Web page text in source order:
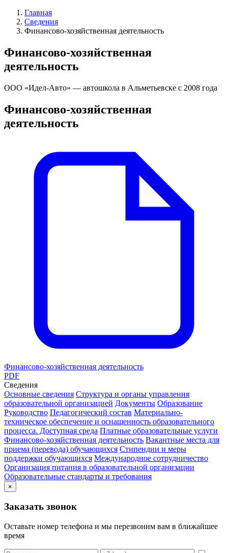
Главная
Сведения
Финансово-хозяйственная деятельность
Финансово-хозяйственная
деятельность
ООО «Идел-Авто» — автошкола в Альметьевске с 2008 года
Финансово-хозяйственная
деятельность
Финансово-хозяйственная деятельность
PDF
Сведения
Основные сведения Структура и органы управления
образовательной организацией Документы Образование
Руководство Педагогический состав Материально-
техническое обеспечение и оснащенность образовательного
процесса. Доступная среда Платные образовательные услуги
Финансово-хозяйственная деятельность Вакантные места для
приема (перевода) обучающихся Стипендии и меры
поддержки обучающихся Международное сотрудничество
Организация питания в образовательной организации
Образовательные стандарты и требования
×
Заказать звонок
Оставьте номер телефона и мы перезвоним вам в ближайшее
время